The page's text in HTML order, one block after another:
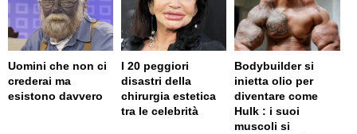
Uomini che non ci
crederai ma
esistono davvero
I 20 peggiori
disastri della
chirurgia estetica
tra le celebrità
Bodybuilder si
inietta olio per
diventare come
Hulk : i suoi
muscoli si